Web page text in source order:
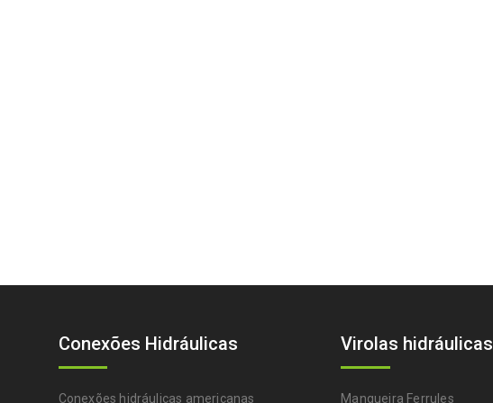
Conexões Hidráulicas
Conexões hidráulicas americanas
Virolas hidráulicas
Mangueira Ferrules